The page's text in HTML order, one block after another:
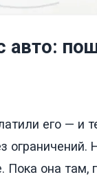
авто:
его — и
Пока она там,